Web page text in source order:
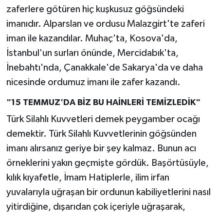
zaferlere götüren hiç kuşkusuz göğsündeki
imanıdır. Alparslan ve ordusu Malazgirt'te zaferi
iman ile kazandılar. Muhaç'ta, Kosova'da,
İstanbul'un surları önünde, Mercidabık'ta,
İnebahtı'nda, Çanakkale'de Sakarya'da ve daha
nicesinde ordumuz imanı ile zafer kazandı.
"15 TEMMUZ'DA BİZ BU HAİNLERİ TEMİZLEDİK"
Türk Silahlı Kuvvetleri demek peygamber ocağı
demektir. Türk Silahlı Kuvvetlerinin göğsünden
imanı alırsanız geriye bir şey kalmaz. Bunun acı
örneklerini yakın geçmişte gördük. Başörtüsüyle,
kılık kıyafetle, İmam Hatiplerle, ilim irfan
yuvalarıyla uğraşan bir ordunun kabiliyetlerini nasıl
yitirdiğine, dışarıdan çok içeriyle uğraşarak,